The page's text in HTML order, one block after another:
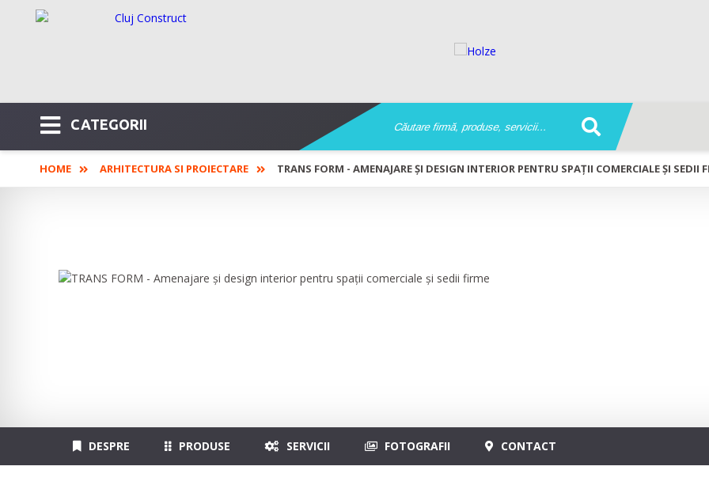
CATEGORII
HOME ARHITECTURA SI PROIECTARE TRANS FORM - AMENAJARE ȘI DESIGN INTERIOR PENTRU SPAȚII COMERCIALE ȘI SEDII
DESPRE PRODUSE SERVICII FOTOGRAFII CONTACT